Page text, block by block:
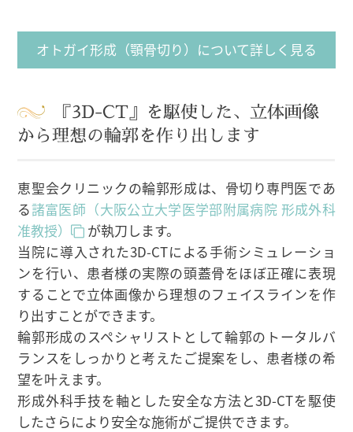
オトガイ形成（顎骨切り）について詳しく見る
『3D-CT』を駆使した、立体画像
から理想の輪郭を作り出します
恵聖会クリニックの輪郭形成は、骨切り専門医であ
る諸富医師（大阪公立大学医学部附属病院 形成外科
准教授）
が執刀します。
当院に導入された3D-CTによる手術シミュレーショ
ンを行い、患者様の実際の頭蓋骨をほぼ正確に表現
することで立体画像から理想のフェイスラインを作
り出すことができます。
輪郭形成のスペシャリストとして輪郭のトータルバ
ランスをしっかりと考えたご提案をし、患者様の希
望を叶えます。
形成外科手技を軸とした安全な方法と3D-CTを駆使
したさらにより安全な施術がご提供できます。